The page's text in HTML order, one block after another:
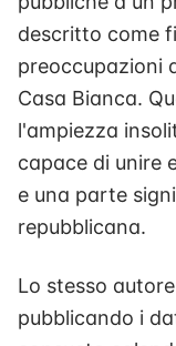
descritto come
preoccupazioni
Casa Bianca.
l'ampiezza
capace di unire
e una parte
repubblicana.
Lo stesso
pubblicando i